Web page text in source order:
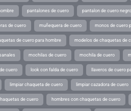
pantalones de cuero pantalon de cuero negro
de cuero muñequera de cuero monos de cuero
de cuero para hombre modelos de chaquetas de
mochilas de cuero mochila de cuero
cuero look con falda de cuero llaveros de cuero
limpiar chaqueta de cuero limpiar cazadora de cuero
de cuero hombres con chaquetas de cuero